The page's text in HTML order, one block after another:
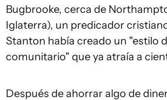
Bugbrooke, cerca de
Iglaterra), un predicador
Stanton había creado un "estilo
comunitario" que ya atraía a
Después de ahorrar algo de